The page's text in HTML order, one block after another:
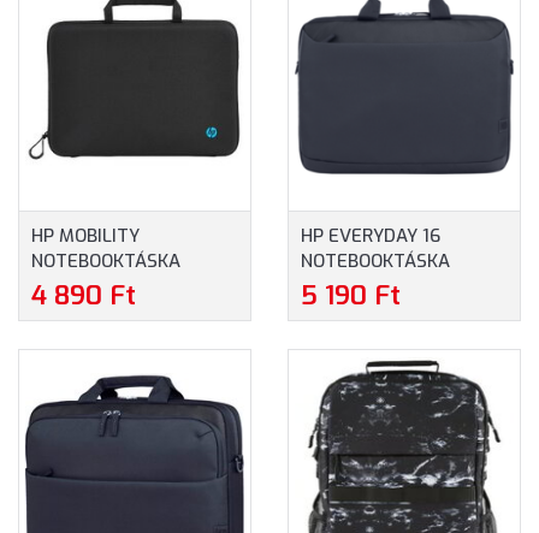
HP MOBILITY
NOTEBOOKTÁSKA
(4U9G9AA) - MAXIMUM
14.0" MÉRETŰ
4 890 Ft
HP EVERYDAY 16
NOTEBOOKTÁSKA
(A08KHUT) - MAXIMUM
16" MÉRETŰ
SZÜRKE SZÍNBEN
5 190 Ft